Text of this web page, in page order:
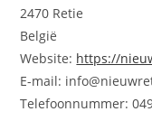
2470 Retie
België
Website: https://
E-mail: info@
Telefoonnummer: